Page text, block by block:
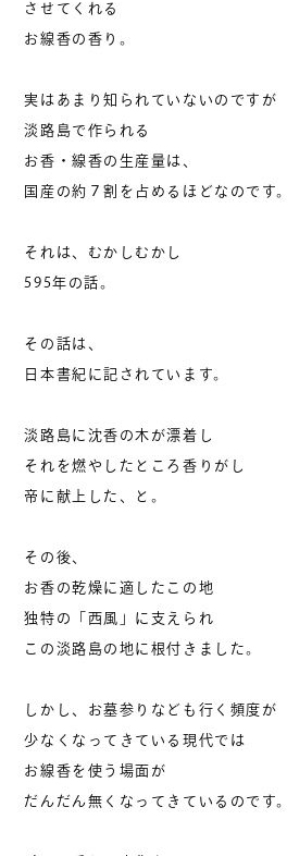
させてくれる
お線香の香り。
実はあまり知られていないのですが
淡路島で作られる
お香・線香の生産量は、
国産の約７割を占めるほどなのです。
それは、むかしむかし
595年の話。
その話は、
日本書紀に記されています。
淡路島に沈香の木が漂着し
それを燃やしたところ香りがし
帝に献上した、と。
その後、
お香の乾燥に適したこの地
独特の「西風」に支えられ
この淡路島の地に根付きました。
しかし、お墓参りなども行く頻度が
少なくなってきている現代では
お線香を使う場面が
だんだん無くなってきているのです。